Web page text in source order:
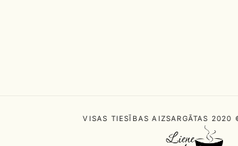
VISAS TIESĪBAS AIZSARGĀTAS 2020